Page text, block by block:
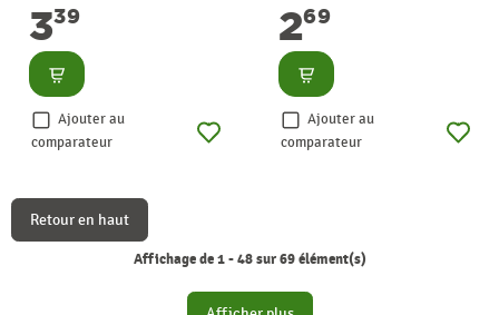
339
Consulter
Ajouter au
comparateur
269
Consulter
Ajouter au
comparateur
Retour en haut
Affichage de 1 - 48 sur 69 élément(s)